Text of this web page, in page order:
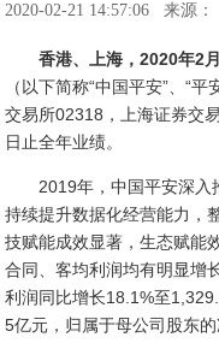
2020-02-21 14:57:06 来源：
香港、上海，2020年2
（以下简称“中国平安”、“
交易所02318，上海证券交
日止全年业绩。
2019年，中国平安深入
持续提升数据化经营能力，
技赋能成效显著，生态赋能
合同、客均利润均有明显增
利润同比增长18.1%至
5亿元，归属于母公司股东